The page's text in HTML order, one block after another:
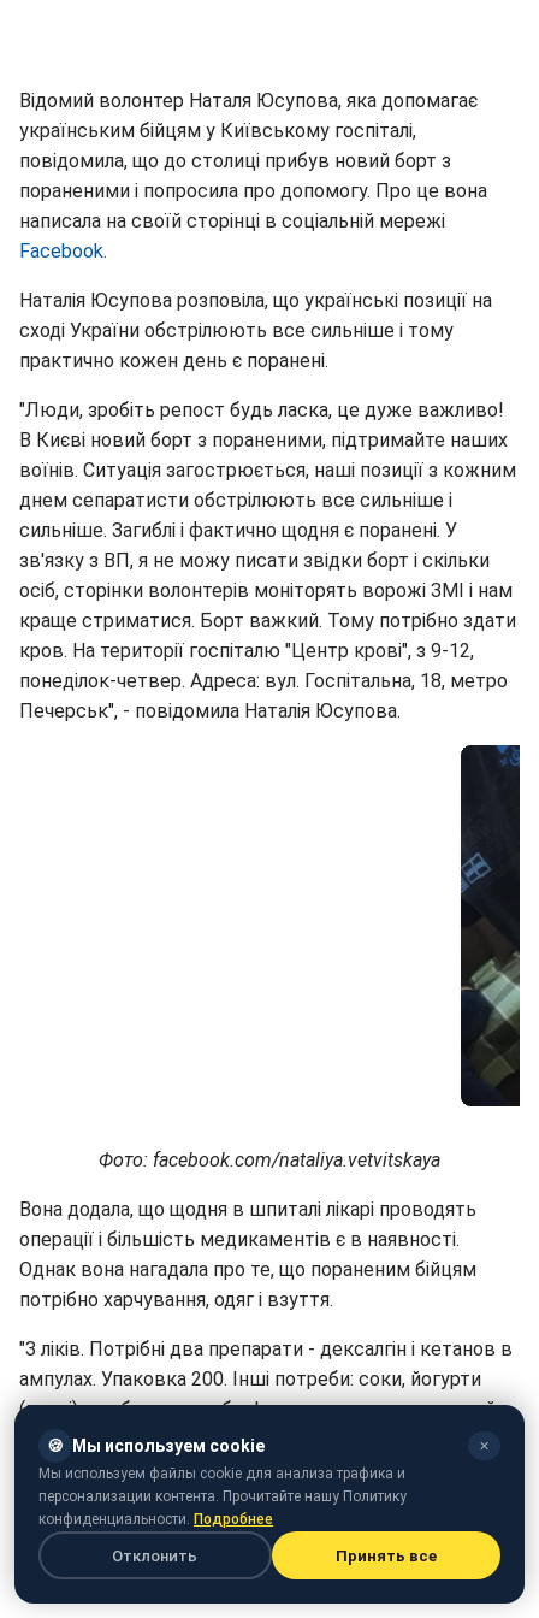
Відомий волонтер Наталя Юсупова, яка допомагає
українським бійцям у Київському госпіталі,
повідомила, що до столиці прибув новий борт з
пораненими і попросила про допомогу. Про це вона
написала на своїй сторінці в соціальній мережі
Facebook.
Наталія Юсупова розповіла, що українські позиції на
сході України обстрілюють все сильніше і тому
практично кожен день є поранені.
"Люди, зробіть репост будь ласка, це дуже важливо!
В Києві новий борт з пораненими, підтримайте наших
воїнів. Ситуація загострюється, наші позиції з кожним
днем сепаратисти обстрілюють все сильніше і
сильніше. Загиблі і фактично щодня є поранені. У
зв'язку з ВП, я не можу писати звідки борт і скільки
осіб, сторінки волонтерів моніторять ворожі ЗМІ і нам
краще стриматися. Борт важкий. Тому потрібно здати
кров. На території госпіталю "Центр крові", з 9-12,
понеділок-четвер. Адреса: вул. Госпітальна, 18, метро
Печерськ", - повідомила Наталія Юсупова.
Фото: facebook.com/nataliya.vetvitskaya
Вона додала, що щодня в шпиталі лікарі проводять
операції і більшість медикаментів є в наявності.
Однак вона нагадала про те, що пораненим бійцям
потрібно харчування, одяг і взуття.
"З ліків. Потрібні два препарати - дексалгін і кетанов в
ампулах. Упаковка 200. Інші потреби: соки, йогурти
(питні), ковбаса, сир, обов'язково розчинна кава, чай,
солодке, фрукти. З одягу потрібні теплі куртки,
спортивні костюми, футболки, шапки", - додала
волонтер.
Вона опублікувала номер банківської картки для збору
коштів і свій мобільний номер телефону.
🍪 Мы используем cookie ✕
Мы используем файлы cookie для анализа трафика и
персонализации контента. Прочитайте нашу Политику
конфиденциальности. Подробнее
Отклонить Принять все